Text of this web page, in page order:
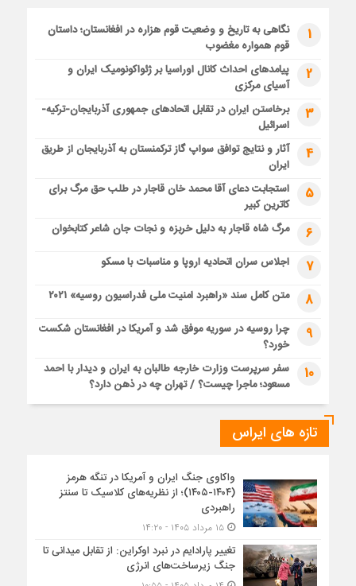
1
نگاهی به تاریخ و وضعیت قوم هزاره در افغانستان؛ داستان
قوم همواره مغضوب
2
پیامدهای احداث کانال اوراسیا بر ژئواکونومیک ایران و
آسیای مرکزی
3
برخاستن ایران در تقابل اتحادهای جمهوری آذربایجان-ترکیه-
اسرائیل
4
آثار و نتایج توافق سواپ گاز ترکمنستان به آذربایجان از طریق
ایران
5
استجابت دعای آقا محمد خان قاجار در طلب حق مرگ برای
کاترین کبیر
6 مرگ شاه قاجار به دلیل خربزه و نجات جان شاعر کتابخوان
7 اجلاس سران اتحادیه اروپا و مناسبات با مسکو
8 متن کامل سند «راهبرد امنیت ملی فدراسیون روسیه» ۲۰۲۱
9
چرا روسیه در سوریه موفق شد و آمریکا در افغانستان شکست
خورد؟
10
سفر سرپرست وزارت خارجه طالبان به ایران و دیدار با احمد
مسعود؛ ماجرا چیست؟ / تهران چه در ذهن دارد؟
تازه های ایراس
واکاوی جنگ ایران و آمریکا در تنگه هرمز
(۱۴۰۴-۱۴۰۵)؛ از نظریه‌های کلاسیک تا سنتز
راهبردی
۱۵ مرداد ۱۴۰۵ - ۱۴:۲۰
تغییر پارادایم در نبرد اوکراین: از تقابل میدانی تا
جنگ زیرساخت‌های انرژی